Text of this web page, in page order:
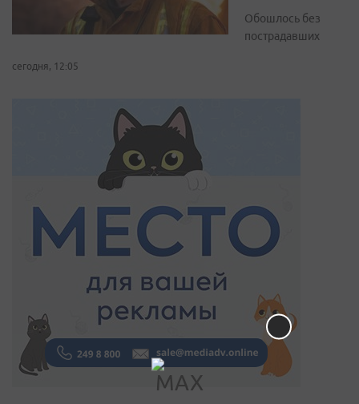
Обошлось без
пострадавших
сегодня, 12:05